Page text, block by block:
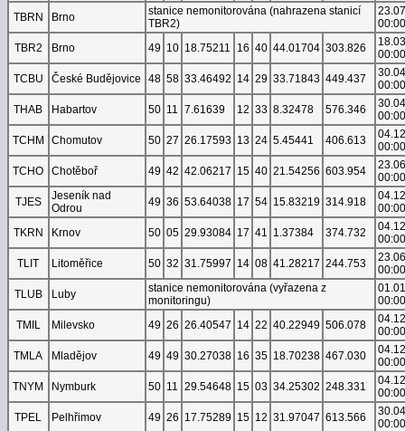
TBRN
Brno
stanice nemonitorována (nahrazena stanicí
TBR2)
00:00
TBR2
Brno 49 10 18.75211 16 40 44.01704 303.826
00:00
TCBU
České Budějovice 48 58 33.46492 14 29 33.71843 449.437
00:00
THAB
Habartov 50 11 7.61639 12 33 8.32478 576.346
00:00
TCHM
Chomutov 50 27 26.17593 13 24 5.45441 406.613
00:00
TCHO
Chotěboř 49 42 42.06217 15 40 21.54256 603.954
00:00
TJES
Jeseník nad
Odrou
49 36 53.64038 17 54 15.83219 314.918
00:00
TKRN
Krnov 50 05 29.93084 17 41 1.37384 374.732
00:00
TLIT
Litoměřice 50 32 31.75997 14 08 41.28217 244.753
00:00
TLUB
Luby
stanice nemonitorována (vyřazena z
monitoringu)
00:00
TMIL
Milevsko 49 26 26.40547 14 22 40.22949 506.078
00:00
TMLA
Mladějov 49 49 30.27038 16 35 18.70238 467.030
00:00
TNYM
Nymburk 50 11 29.54648 15 03 34.25302 248.331
00:00
TPEL
Pelhřimov 49 26 17.75289 15 12 31.97047 613.566
00:00